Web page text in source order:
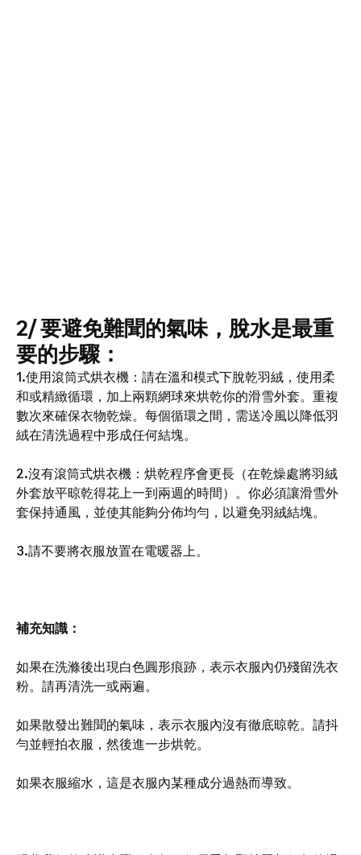
2/ 要避免難聞的氣味，脫水是最重
要的步驟：
1.使用滾筒式烘衣機：請在溫和模式下脫乾羽絨，使用柔
和或精緻循環，加上兩顆網球來烘乾你的滑雪外套。重複
數次來確保衣物乾燥。每個循環之間，需送冷風以降低羽
絨在清洗過程中形成任何結塊。
2.沒有滾筒式烘衣機：烘乾程序會更長（在乾燥處將羽絨
外套放平晾乾得花上一到兩週的時間）。你必須讓滑雪外
套保持通風，並使其能夠分佈均勻，以避免羽絨結塊。
3.請不要將衣服放置在電暖器上。
補充知識：
如果在洗滌後出現白色圓形痕跡，表示衣服內仍殘留洗衣
粉。請再清洗一或兩遍。
如果散發出難聞的氣味，表示衣服內沒有徹底晾乾。請抖
勻並輕拍衣服，然後進一步烘乾。
如果衣服縮水，這是衣服內某種成分過熱而導致。